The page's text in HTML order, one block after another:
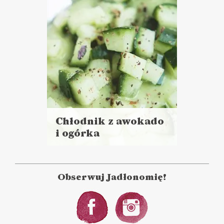
Chłodnik z awokado
i ogórka
PRZYSTAWKI
ZUPY
DLA OCHŁODY ?
Obserwuj Jadłonomię!